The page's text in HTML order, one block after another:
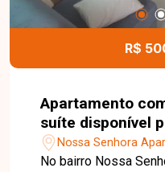
oportunidade para
completo, em
infraestrutura e ótima
imóvel.
R$
Apartamento
suíte disponível para venda no bairro
Nossa Senhora
Uberlândia-MG
Nossa Senhora
No bairro Nossa